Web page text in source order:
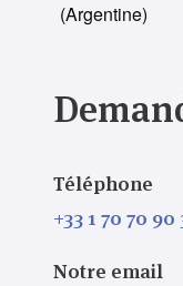
(Argentine)
Téléphone
+33 1 70 70 90
Notre email